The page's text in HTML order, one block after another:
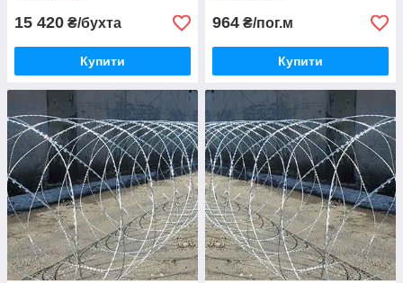
15 420 ₴/бухта
Купити
964 ₴/пог.м
Купити